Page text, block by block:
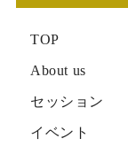
TOP
About us
セッション
イベント